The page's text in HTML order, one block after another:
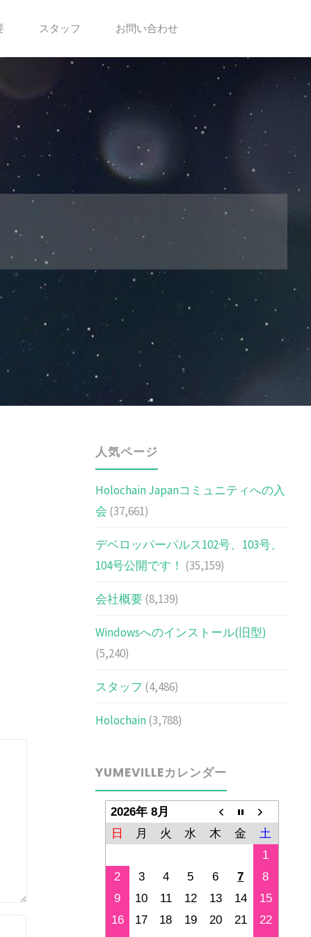
スタッフ お問い合わせ
人気ページ
Holochain Japanコミュニティへの入
会 (37,661)
デベロッパーパルス102号、103号、
104号公開です！ (35,159)
会社概要(8,139)
Windowsへのインストール(旧型)
(5,240)
スタッフ (4,486)
Holochain(3,788)
YUMEVILLEカレンダー
2026年 8月
日
月 火 水 木 金
土
1
2
3 4 5 6 7
8
9
10 11 12 13 14
15
16
17 18 19 20 21
22